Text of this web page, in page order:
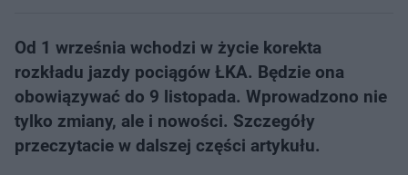
Od 1 września wchodzi w życie korekta
rozkładu jazdy pociągów ŁKA. Będzie ona
obowiązywać do 9 listopada. Wprowadzono nie
tylko zmiany, ale i nowości. Szczegóły
przeczytacie w dalszej części artykułu.